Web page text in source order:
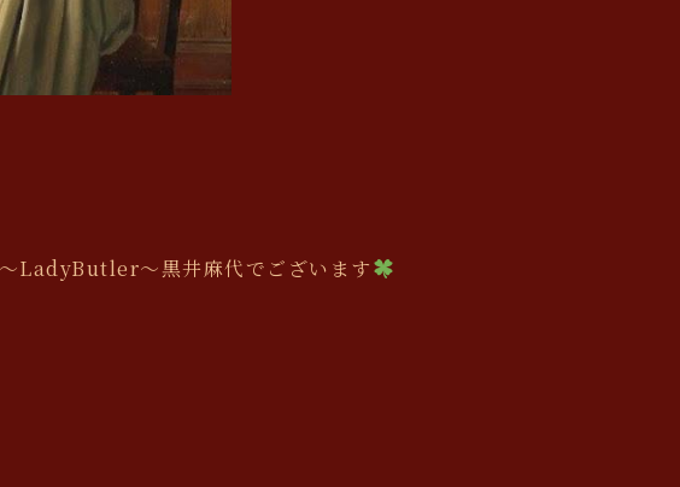
LadyButler〜黒井麻代でございます